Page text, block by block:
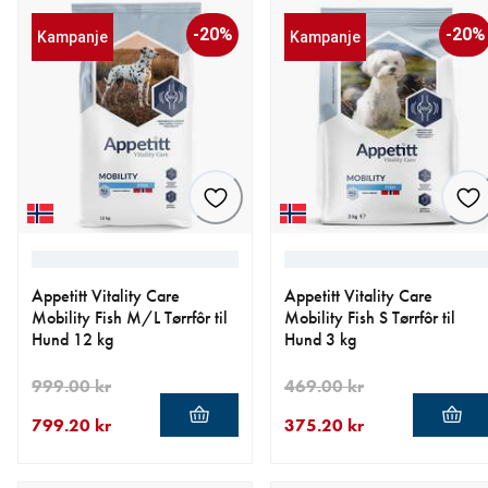
Kampanje -20%
Appetitt Vitality Care
Mobility Fish M/L Tørrfôr til
Hund 12 kg
799.20 kr
999.00 kr
Kampanje -20%
Appetitt Vitality Care
Mobility Fish S Tørrfôr til
Hund 3 kg
375.20 kr
469.00 kr